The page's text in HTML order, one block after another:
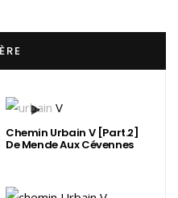
Chemin Urbain V [Part.2]
De Mende Aux Cévennes